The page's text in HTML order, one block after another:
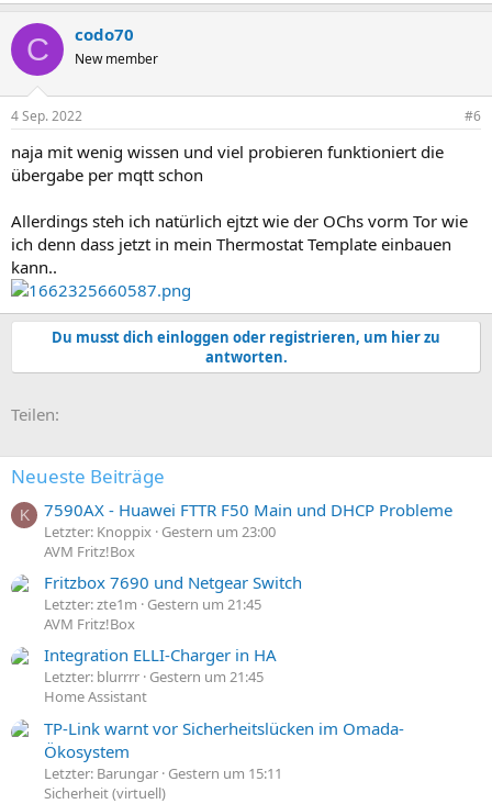
C codo70
New member
4 Sep. 2022 #6
naja mit wenig wissen und viel probieren funktioniert die
übergabe per mqtt schon
Allerdings steh ich natürlich ejtzt wie der OChs vorm Tor wie
ich denn dass jetzt in mein Thermostat Template einbauen
kann..
Du musst dich einloggen oder registrieren, um hier zu
antworten.
Teilen:
Neueste Beiträge
K 7590AX - Huawei FTTR F50 Main und DHCP Probleme
Letzter: Knoppix Gestern um 23:00
AVM Fritz!Box
Fritzbox 7690 und Netgear Switch
Letzter: zte1m
Gestern um 21:45
AVM Fritz!Box
Integration ELLI-Charger in HA
Letzter: blurrrr Gestern um 21:45
Home Assistant
TP-Link warnt vor Sicherheitslücken im Omada-
Ökosystem
Letzter: Barungar Gestern um 15:11
Sicherheit (virtuell)